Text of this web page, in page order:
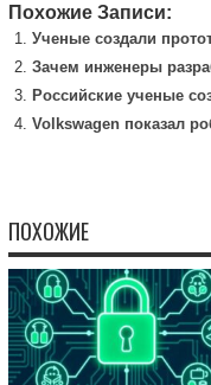
Похожие Записи:
Ученые создали
Зачем инженеры
Российские ученые
Volkswagen показал
ПОХОЖИЕ